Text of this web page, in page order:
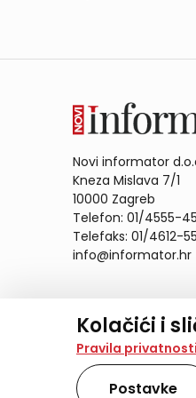
Kolačići i
Na našoj web
analiziramo
također koriste ove
Pravila privatnosti
Postavke
Novi informator
Kneza Mislava 7/1
10000 Zagreb
Telefon: 01/4555-
Telefaks: 01/4612-
info@informator.hr